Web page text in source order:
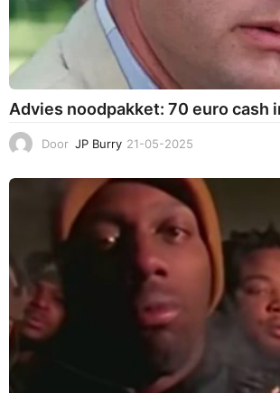
Advies noodpakket: 70 euro cash
Door JP Burry 21-05-2025
-
0
5
-